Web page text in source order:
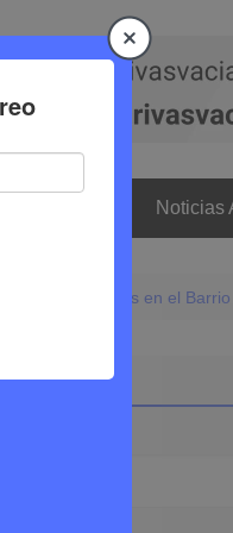
Noticias
de quads y motos en el